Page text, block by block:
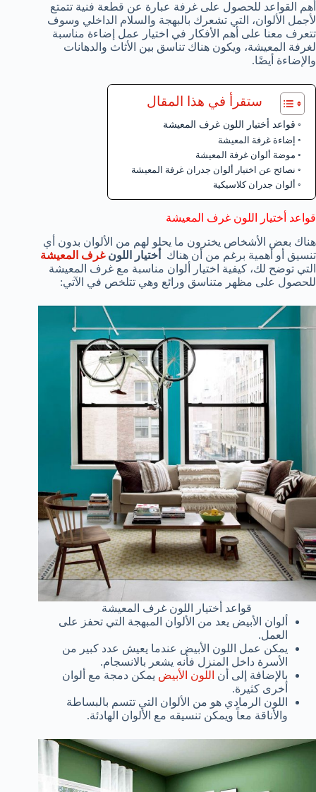
أهم القواعد للحصول على غرفة عبارة عن قطعة فنية تتمتع
لأجمل الألوان، التي تشعرك بالبهجة والسلام الداخلي وسوف
تتعرف معنا على أهم الأفكار في اختيار عمل إضاءة مناسبة
لغرفة المعيشة، ويكون هناك تناسق بين الأثاث والدهانات
والإضاءة أيضًا.
ستقرأ في هذا المقال
قواعد أختيار اللون غرف المعيشة
إضاءة غرفة المعيشة
موضة ألوان غرفة المعيشة
نصائح عن اختيار ألوان جدران غرفة المعيشة
ألوان جدران كلاسيكية
قواعد أختيار اللون غرف المعيشة
هناك بعض الأشخاص يخترون ما يحلو لهم من الألوان بدون أي
تنسيق أو أهمية برغم من أن هناك
أختيار اللونغرف المعيشة
التي توضح لك، كيفية اختيار ألوان مناسبة مع غرف المعيشة
للحصول على مظهر متناسق ورائع وهي تتلخص في الآتي:
قواعد أختيار اللون غرف المعيشة
ألوان الأبيض يعد من الألوان المبهجة التي تحفز على
العمل.
يمكن عمل اللون الأبيض عندما يعيش عدد كبير من
الأسرة داخل المنزل فأنه يشعر بالانسجام.
بالإضافة إلى أن اللون الأبيض يمكن دمجة مع ألوان
أخرى كثيرة.
اللون الرمادي هو من الألوان التي تتسم بالبساطة
والأناقة معاً ويمكن تنسيقه مع الألوان الهادئة.